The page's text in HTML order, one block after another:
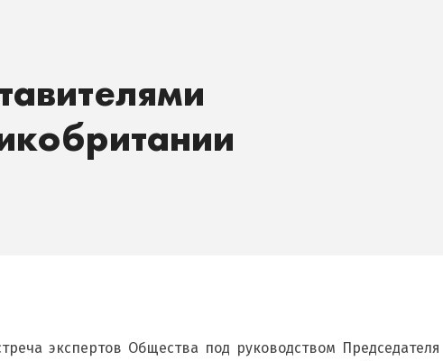
экспертов Общества под руководством